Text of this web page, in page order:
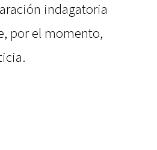
indagatoria
por el momento,